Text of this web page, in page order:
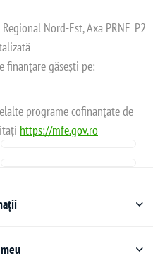
Nord-Est, Axa PRNE_P2
găsești pe:
programe cofinanțate de
https://mfe.gov.ro